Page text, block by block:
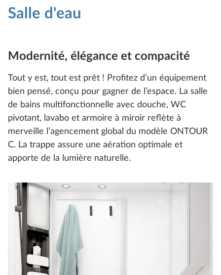
Salle d'eau
Modernité, élégance et compacité
Tout y est, tout est prêt ! Profitez d’un équipement
bien pensé, conçu pour gagner de l’espace. La salle
de bains multifonctionnelle avec douche, WC
pivotant, lavabo et armoire à miroir reflète à
merveille l’agencement global du modèle ONTOUR
C. La trappe assure une aération optimale et
apporte de la lumière naturelle.